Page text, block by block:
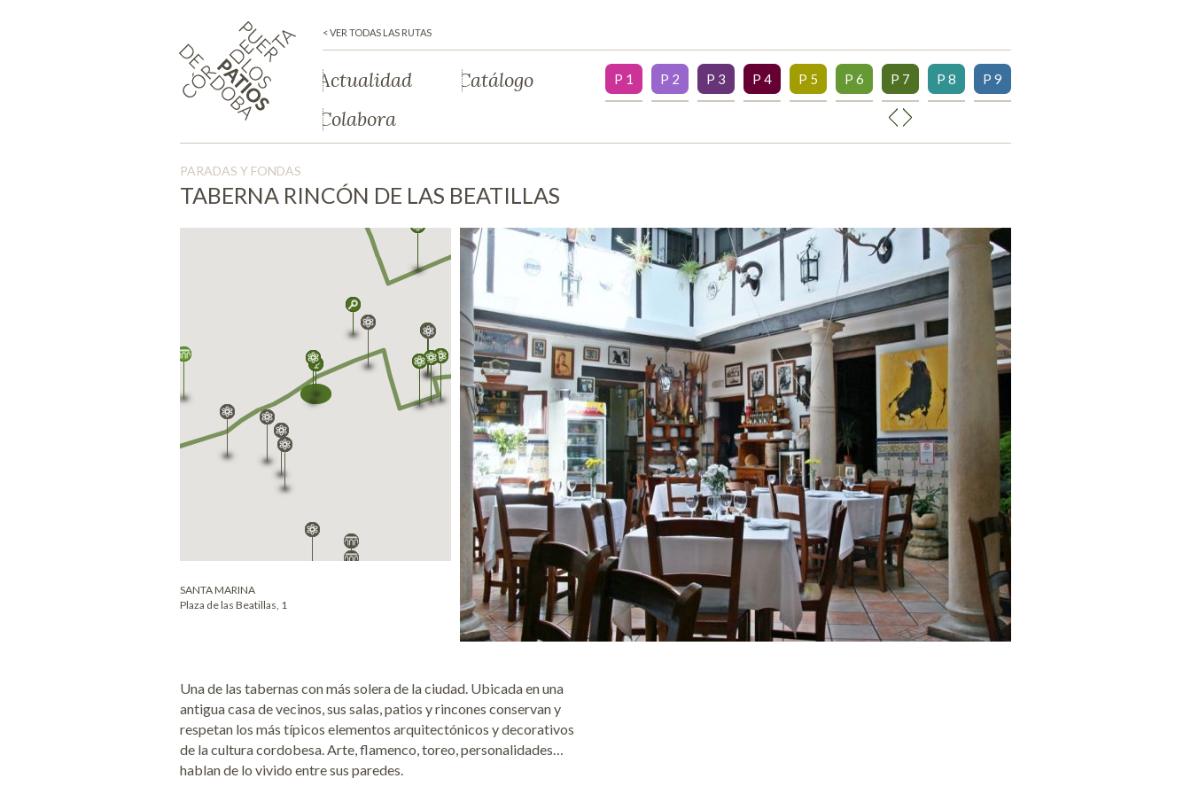
< VER TODAS LAS RUTAS
Actualidad
Catálogo
Colabora
P 1 P 2 P 3 P 4 P 5 P 6 P 7 P 8 P 9
PARADAS Y FONDAS
TABERNA RINCÓN DE LAS BEATILLAS
SANTA MARINA
Plaza de las Beatillas, 1
Una de las tabernas con más solera de la ciudad. Ubicada en una
antigua casa de vecinos, sus salas, patios y rincones conservan y
respetan los más típicos elementos arquitectónicos y decorativos
de la cultura cordobesa. Arte, flamenco, toreo, personalidades…
hablan de lo vivido entre sus paredes.